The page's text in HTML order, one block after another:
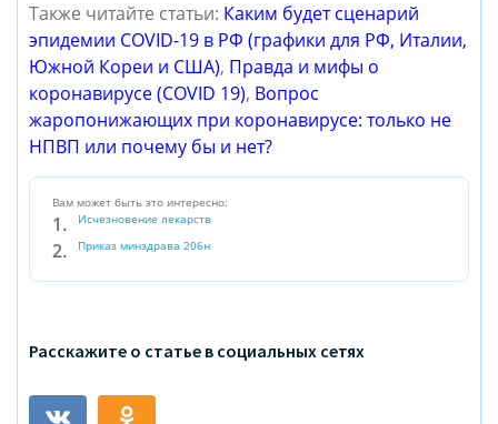
Также читайте статьи: Каким будет сценарий
эпидемии COVID-19 в РФ (графики для РФ, Италии,
Южной Кореи и США), Правда и мифы о
коронавирусе (COVID 19), Вопрос
жаропонижающих при коронавирусе: только не
НПВП или почему бы и нет?
Вам может быть это интересно:
Исчезновение лекарств
Приказ минздрава 206н
Расскажите о статье в социальных сетях